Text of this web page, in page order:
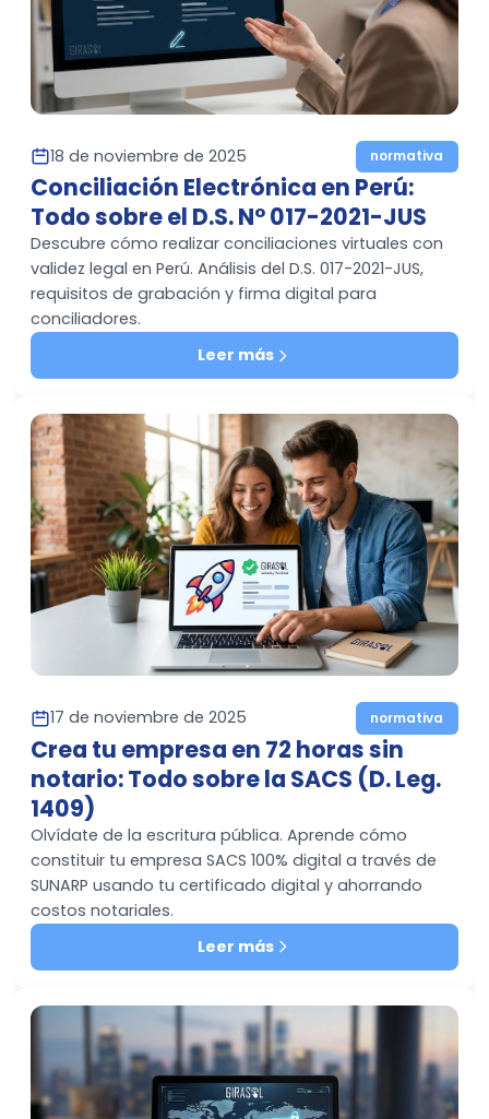
18 de noviembre de 2025 normativa
Conciliación Electrónica en Perú:
Todo sobre el D.S. N° 017-2021-JUS
Descubre cómo realizar conciliaciones virtuales con
validez legal en Perú. Análisis del D.S. 017-2021-JUS,
requisitos de grabación y firma digital para
conciliadores.
Leer más
17 de noviembre de 2025 normativa
Crea tu empresa en 72 horas sin
notario: Todo sobre la SACS (D. Leg.
1409)
Olvídate de la escritura pública. Aprende cómo
constituir tu empresa SACS 100% digital a través de
SUNARP usando tu certificado digital y ahorrando
costos notariales.
Leer más